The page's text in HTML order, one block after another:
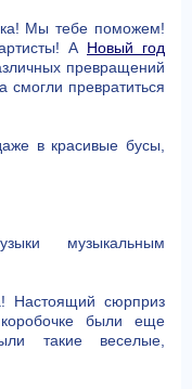
Мы тебе поможем!
А Новый год
превращений
превратиться
в красивые бусы,
музыкальным
Настоящий сюрприз
были еще
такие веселые,